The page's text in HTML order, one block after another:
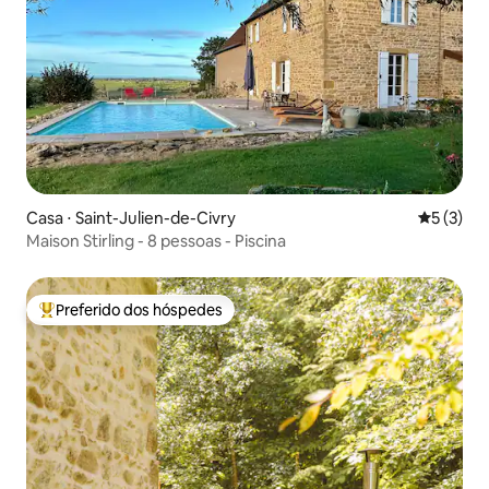
Casa ⋅ Saint-Julien-de-Civry 5 de
5 (3)
Maison Stirling - 8 pessoas - Piscina
Entre os melhores preferidos dos hóspedes
Preferido dos hóspedes